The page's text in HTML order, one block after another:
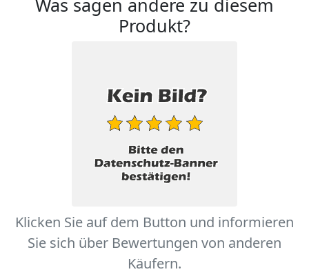
Was sagen andere zu diesem
Produkt?
Klicken Sie auf dem Button und informieren
Sie sich über Bewertungen von anderen
Käufern.